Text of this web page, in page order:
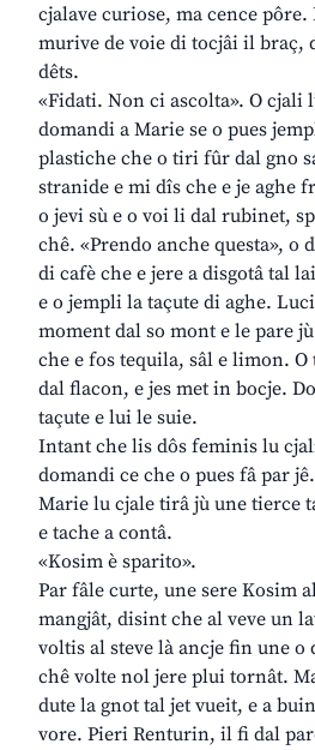
cjalave curiose, ma cence pôre.
murive de voie di tocjâi il braç,
dêts.
«Fidati. Non ci ascolta». O cjali
domandi a Marie se o pues
plastiche che o tiri fûr dal gno
stranide e mi dîs che e je aghe
o jevi sù e o voi li dal rubinet,
chê. «Prendo anche questa», o
di cafè che e jere a disgotâ tal
e o jempli la taçute di aghe.
moment dal so mont e le pare
che e fos tequila, sâl e limon.
dal flacon, e jes met in bocje.
taçute e lui le suie.
Intant che lis dôs feminis lu
domandi ce che o pues fâ par jê.
Marie lu cjale tirâ jù une tierce
e tache a contâ.
«Kosim è sparito».
Par fâle curte, une sere Kosim
mangjât, disint che al veve un
voltis al steve là ancje fin une o
chê volte nol jere plui tornât.
dute la gnot tal jet vueit, e a
vore. Pieri Renturin, il fi dal